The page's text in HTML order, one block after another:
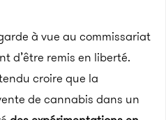
à vue au commissariat
d’être remis en liberté.
croire que la
de cannabis dans un